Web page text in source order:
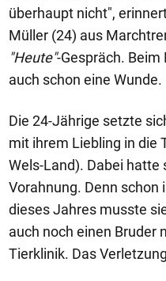
überhaupt nicht",
Müller (24) aus
"Heute"-Gespräch.
auch schon eine Wunde.
Die 24-Jährige setzte
mit ihrem Liebling in die
Wels-Land). Dabei hatte
Vorahnung. Denn schon
dieses Jahres musste
auch noch einen Bruder
Tierklinik. Das